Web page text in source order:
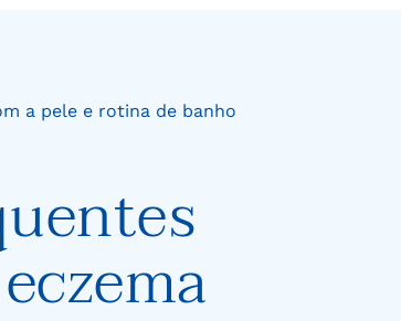
a pele e rotina de banho